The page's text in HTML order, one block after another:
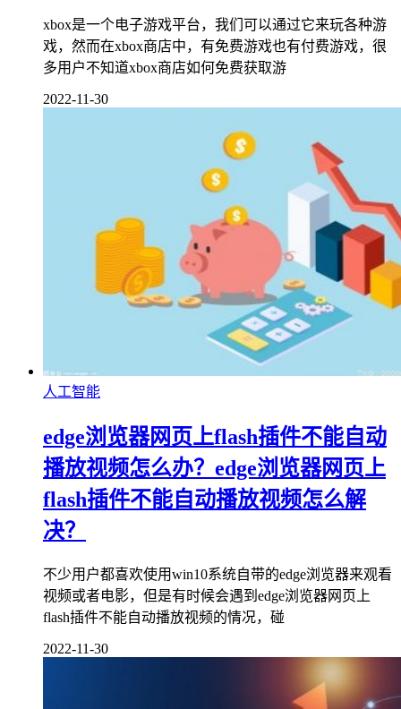
xbox是一个电子游戏平台，我们可以通过它来玩各种游
戏，然而在xbox商店中，有免费游戏也有付费游戏，很
多用户不知道xbox商店如何免费获取游
2022-11-30
人工智能
edge浏览器网页上flash插件不能自动
播放视频怎么办？edge浏览器网页上
flash插件不能自动播放视频怎么解
决？
不少用户都喜欢使用win10系统自带的edge浏览器来观看
视频或者电影，但是有时候会遇到edge浏览器网页上
flash插件不能自动播放视频的情况，碰
2022-11-30